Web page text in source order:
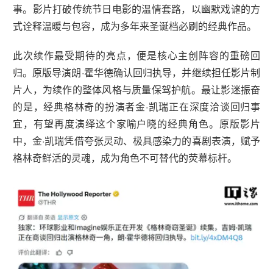
事。影片打破传统节日电影的温情套路，以幽默戏谑的方
式诠释温暖与包容，成为多年来圣诞档必刷的经典作品。
此次续作最受期待的亮点，便是核心主创阵容的重磅回
归。原版导演朗·霍华德确认回归执导，并继续担任影片制
片人，为续作的整体风格与质量保驾护航。最让影迷振奋
的是，经典格林奇的扮演者金·凯瑞正在深度洽谈回归事
宜，有望再度演绎这个家喻户晓的经典角色。原版影片
中，金·凯瑞凭借夸张灵动、极具感染力的喜剧表演，赋予
格林奇鲜活的灵魂，成为角色不可替代的荧幕标杆。